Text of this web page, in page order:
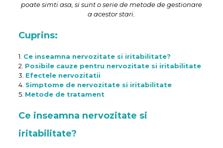
poate simti asa, si sunt o serie de metode de gestionare
a acestor stari.
Cuprins:
1. Ce inseamna nervozitate si iritabilitate?
2. Posibile cauze pentru nervozitate si iritabilitate
3. Efectele nervozitatii
4. Simptome de nervozitate si iritabilitate
5. Metode de tratament
Ce inseamna nervozitate si
iritabilitate?